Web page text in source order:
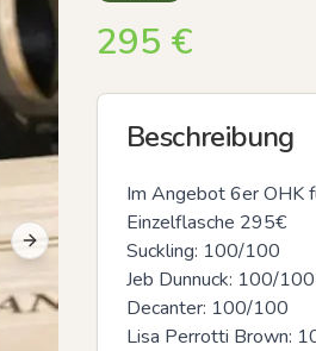
Next slide
295 €
Beschreibung
Im Angebot 6er OHK
Einzelflasche 295€
Suckling: 100/100
Jeb Dunnuck: 100/100
Decanter: 100/100
Lisa Perrotti Brown: